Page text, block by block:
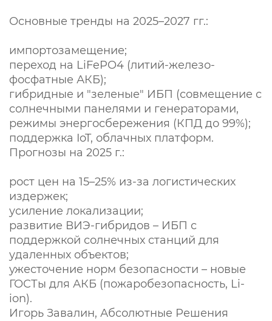
Основные тренды на 2025–2027 гг.:
импортозамещение;
переход на LiFePO4 (литий-железо-
фосфатные АКБ);
гибридные и "зеленые" ИБП (совмещение с
солнечными панелями и генераторами,
режимы энергосбережения (КПД до 99%);
поддержка IoT, облачных платформ.
Прогнозы на 2025 г.:
рост цен на 15–25% из-за логистических
издержек;
усиление локализации;
развитие ВИЭ-гибридов – ИБП с
поддержкой солнечных станций для
удаленных объектов;
ужесточение норм безопасности – новые
ГОСТы для АКБ (пожаробезопасность, Li-
ion).
Игорь Завалин, Абсолютные Решения